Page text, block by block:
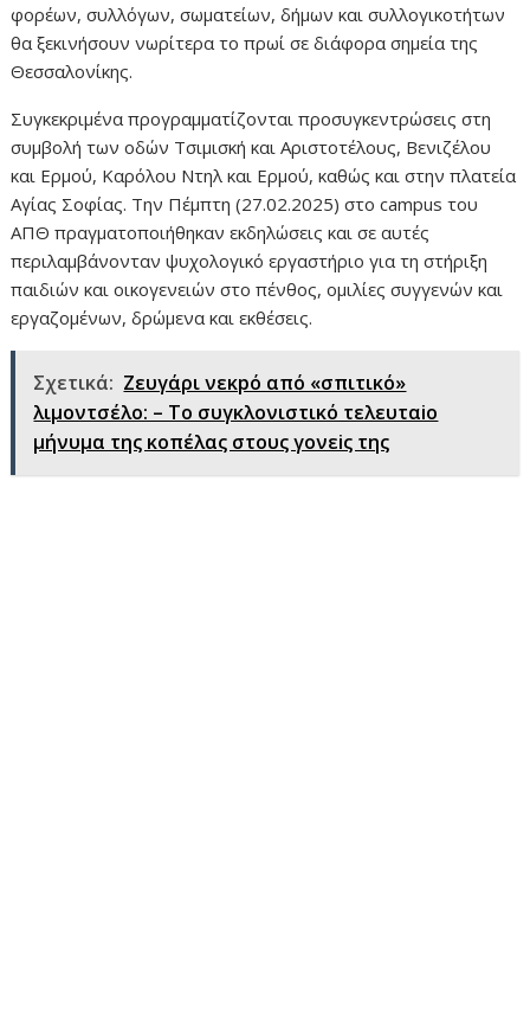
φορέων, συλλόγων, σωματείων, δήμων και συλλογικοτήτων
θα ξεκινήσουν νωρίτερα το πρωί σε διάφορα σημεία της
Θεσσαλονίκης.
Συγκεκριμένα προγραμματίζονται προσυγκεντρώσεις στη
συμβολή των οδών Τσιμισκή και Αριστοτέλους, Βενιζέλου
και Ερμού, Καρόλου Ντηλ και Ερμού, καθώς και στην πλατεία
Αγίας Σοφίας. Την Πέμπτη (27.02.2025) στο campus του
ΑΠΘ πραγματοποιήθηκαν εκδηλώσεις και σε αυτές
περιλαμβάνονταν ψυχολογικό εργαστήριο για τη στήριξη
παιδιών και οικογενειών στο πένθος, ομιλίες συγγενών και
εργαζομένων, δρώμενα και εκθέσεις.
Σχετικά: Ζευγάρι νεκpό από «σπιτικό»
λιμοντσέλο: – Το συγκλονιστικό τελευταiο
μήνυμα της κοπέλας στους γονεiς της